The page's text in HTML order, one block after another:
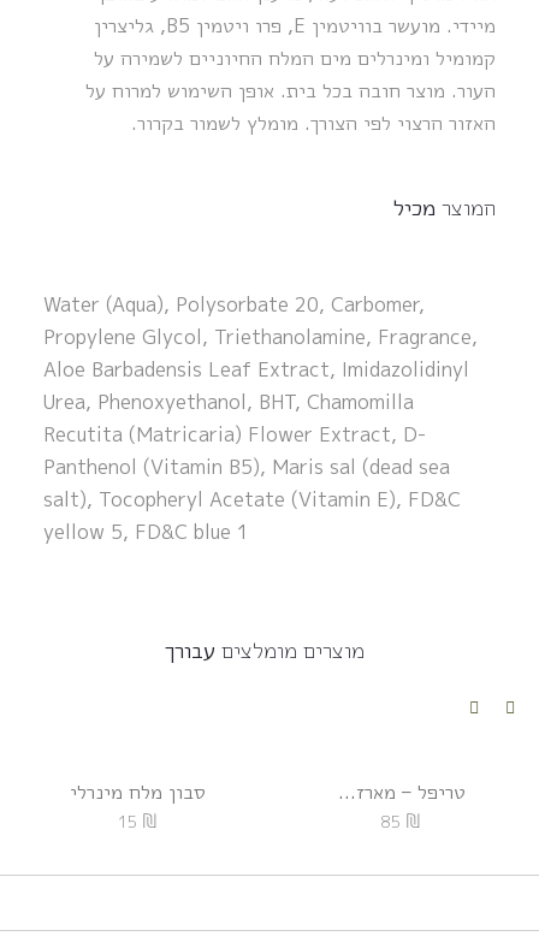
מיידי. מועשר בוויטמין E, פרו ויטמין B5, גליצרין
קמומיל ומינרלים מים המלח החיוניים לשמירה על
העור. מוצר חובה בכל בית. אופן השימוש למרוח על
האזור הרצוי לפי הצורך. מומלץ לשמור בקרור.
המוצר מכיל
Water (Aqua), Polysorbate 20, Carbomer,
Propylene Glycol, Triethanolamine, Fragrance,
Aloe Barbadensis Leaf Extract, Imidazolidinyl
Urea, Phenoxyethanol, BHT, Chamomilla
Recutita (Matricaria) Flower Extract, D-
Panthenol (Vitamin B5), Maris sal (dead sea
salt), Tocopheryl Acetate (Vitamin E), FD&C
yellow 5, FD&C blue 1
מוצרים מומלצים עבורך
טריפל – מארז...
85 ₪
סבון מלח מינרלי
15 ₪